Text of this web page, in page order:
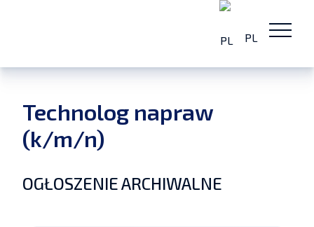
PL
Technolog napraw
(k/m/n)
OGŁOSZENIE ARCHIWALNE